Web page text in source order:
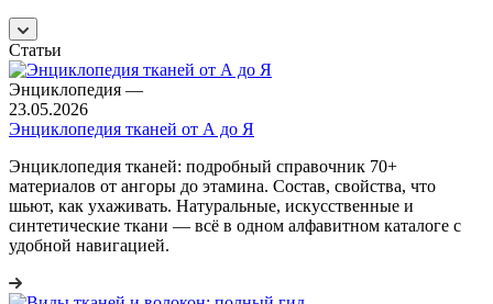
Статьи
Энциклопедия —
23.05.2026
Энциклопедия тканей от А до Я
Энциклопедия тканей: подробный справочник 70+
материалов от ангоры до этамина. Состав, свойства, что
шьют, как ухаживать. Натуральные, искусственные и
синтетические ткани — всё в одном алфавитном каталоге с
удобной навигацией.